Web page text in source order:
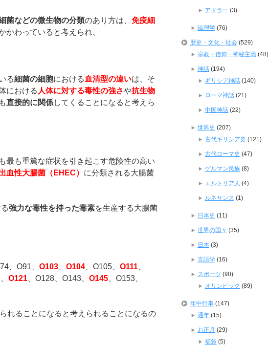
菌などの微生物の分類のあり方は、 免疫細
かわっていると考えられ、
る細菌の細胞における 血清型の違いは、そ
における 人体に対する毒性の強さや抗生物
直接的に関係してくることになると考えら
最も重篤な症状を引き起こす危険性の高い
血性大腸菌（ EHEC） に分類される大腸菌
強力な毒性を持った毒素を生産する大腸菌
、O91、 O103 O104 、O105、 O111
O121 、O128、O143、 O145 、O153、
れることになると考えられることになるの
アドラー (3)
論理学(76)
歴史・文化・社会(529)
宗教・信仰・神秘主義(48)
神話(194)
ギリシア神話(140)
ローマ神話(21)
中国神話(22)
世界史 (207)
古代ギリシア史 (121)
古代ローマ史 (47)
ゲルマン民族(8)
エルトリア人 (4)
ルネサンス (1)
日本史 (11)
世界の国々 (35)
日本(3)
言語学(16)
スポーツ (90)
オリンピック (89)
年中行事(147)
通年(15)
お正月 (29)
福袋(5)